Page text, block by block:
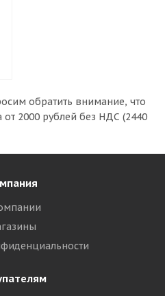
обратить внимание, что
от 2000 рублей без НДС (2440